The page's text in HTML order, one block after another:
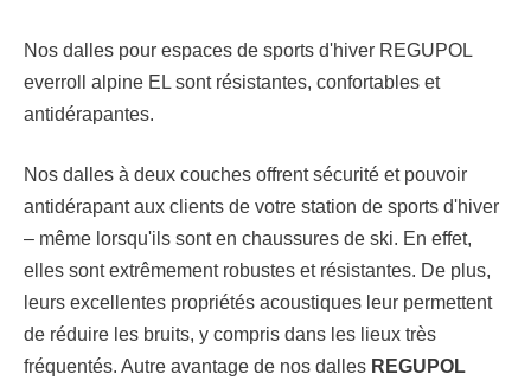
Nos dalles pour espaces de sports d'hiver REGUPOL
everroll alpine EL sont résistantes, confortables et
antidérapantes.
Nos dalles à deux couches offrent sécurité et pouvoir
antidérapant aux clients de votre station de sports d'hiver
– même lorsqu'ils sont en chaussures de ski. En effet,
elles sont extrêmement robustes et résistantes. De plus,
leurs excellentes propriétés acoustiques leur permettent
de réduire les bruits, y compris dans les lieux très
fréquentés. Autre avantage de nos dalles REGUPOL